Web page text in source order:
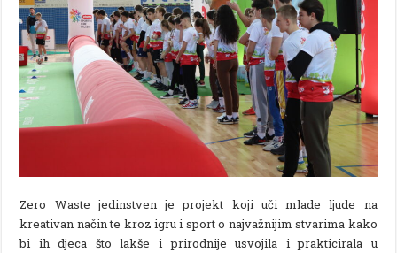
Zero Waste jedinstven je projekt koji uči mlade ljude na
kreativan način te kroz igru i sport o najvažnijim stvarima kako
bi ih djeca što lakše i prirodnije usvojila i prakticirala u